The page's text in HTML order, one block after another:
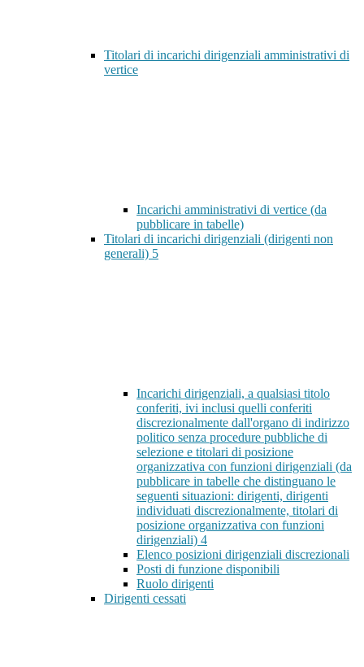
Titolari di incarichi dirigenziali amministrativi di
vertice
Incarichi amministrativi di vertice (da
pubblicare in tabelle)
Titolari di incarichi dirigenziali (dirigenti non
generali) 5
Incarichi dirigenziali, a qualsiasi titolo
conferiti, ivi inclusi quelli conferiti
discrezionalmente dall'organo di indirizzo
politico senza procedure pubbliche di
selezione e titolari di posizione
organizzativa con funzioni dirigenziali (da
pubblicare in tabelle che distinguano le
seguenti situazioni: dirigenti, dirigenti
individuati discrezionalmente, titolari di
posizione organizzativa con funzioni
dirigenziali) 4
Elenco posizioni dirigenziali discrezionali
Posti di funzione disponibili
Ruolo dirigenti
Dirigenti cessati